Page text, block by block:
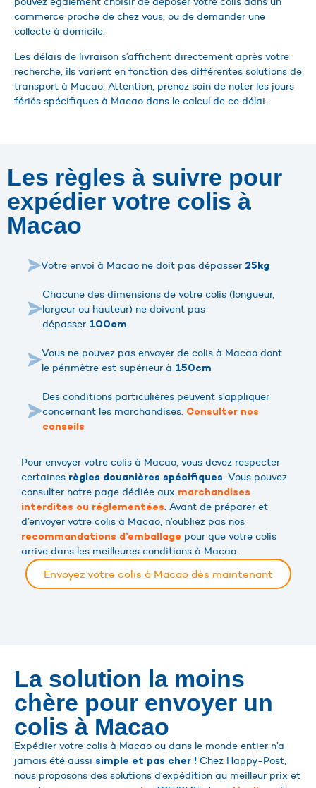
commerce proche de chez vous, ou de demander une
collecte à domicile.
Les délais de livraison s’affichent directement après votre
recherche, ils varient en fonction des différentes solutions de
transport à Macao. Attention, prenez soin de noter les jours
fériés spécifiques à Macao dans le calcul de ce délai.
Les règles à suivre pour
expédier votre colis à
Macao
Votre envoi à Macao ne doit pas dépasser 25kg
Chacune des dimensions de votre colis (longueur,
largeur ou hauteur) ne doivent pas
dépasser100cm
Vous ne pouvez pas envoyer de colis à Macao dont
le périmètre est supérieur à 150cm
Des conditions particulières peuvent s’appliquer
concernant les marchandises. Consulter nos
conseils
Pour envoyer votre colis à Macao, vous devez respecter
certaines règles douanières spécifiques. Vous pouvez
consulter notre page dédiée aux marchandises
interdites ou réglementées. Avant de préparer et
d’envoyer votre colis à Macao, n’oubliez pas nos
recommandations d’emballage pour que votre colis
arrive dans les meilleures conditions à Macao.
Envoyez votre colis à Macao dès maintenant
La solution la moins
chère pour envoyer un
colis à Macao
Expédier votre colis à Macao ou dans le monde entier n’a
jamais été aussi simple et pas cher ! Chez Happy-Post,
nous proposons des solutions d’expédition au meilleur prix et